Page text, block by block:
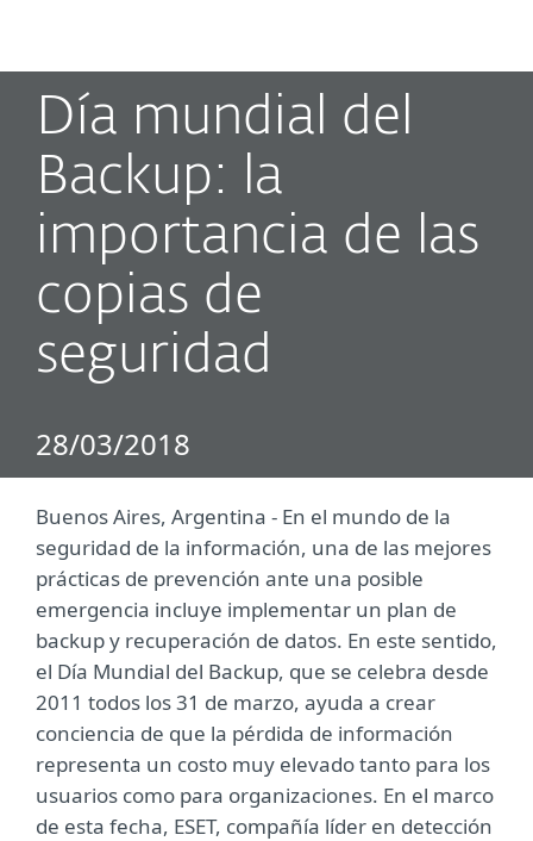
Día mundial del
Backup: la
importancia de las
copias de
seguridad
28/03/2018
Buenos Aires, Argentina - En el mundo de la
seguridad de la información, una de las mejores
prácticas de prevención ante una posible
emergencia incluye implementar un plan de
backup y recuperación de datos. En este sentido,
el Día Mundial del Backup, que se celebra desde
2011 todos los 31 de marzo, ayuda a crear
conciencia de que la pérdida de información
representa un costo muy elevado tanto para los
usuarios como para organizaciones. En el marco
de esta fecha, ESET, compañía líder en detección